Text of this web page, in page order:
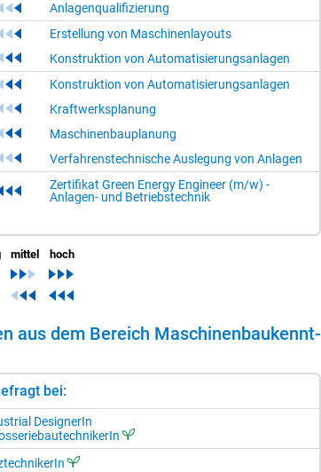
Anlagenqualifizierung
Erstellung von Maschinenlayouts
Konstruktion von Automatisierungsanlagen
Konstruktion von Automatisierungsanlagen
Kraftwerksplanung
Maschinenbauplanung
Verfahrenstechnische Auslegung von Anlagen
Zertifikat Green Energy Engineer (m/w) -
Anlagen- und Betriebstechnik
mittel
hoch
aus dem Be­reich Ma­schi­nen­bau­kennt­
bei:
De­si­gne­rIn